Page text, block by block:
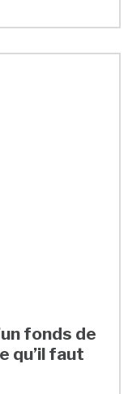
fonds de
qu’il faut